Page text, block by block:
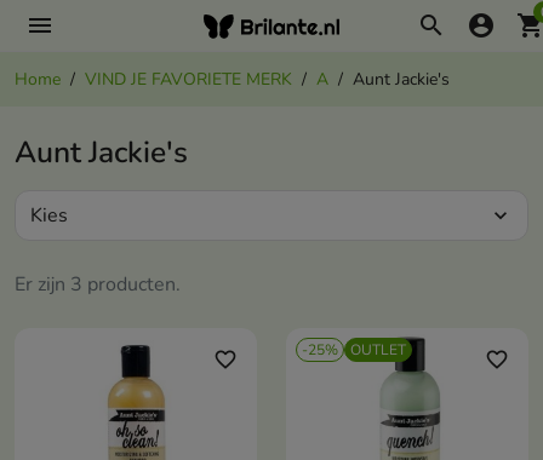
menu search account_circle
Home VIND JE FAVORIETE MERK A Aunt Jackie's
Aunt Jackie's
Er zijn 3 producten.
Kies expand_more
favorite_border -25% OUTLET favorite_border